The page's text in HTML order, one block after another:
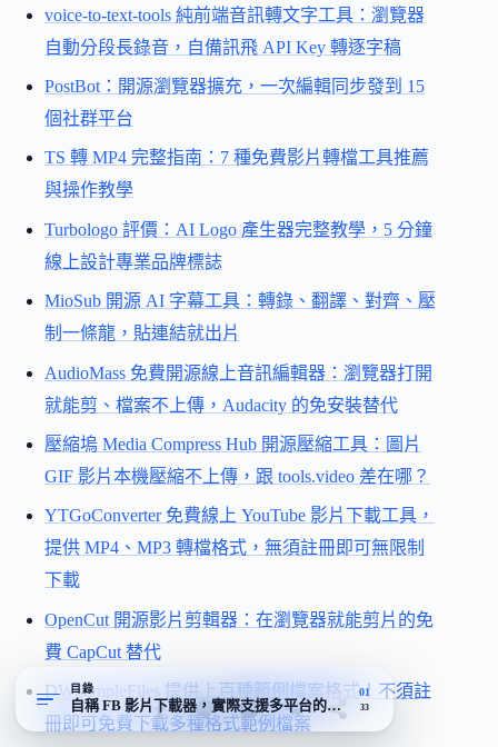
voice-to-text-tools 純前端音訊轉文字工具：瀏覽器
自動分段長錄音，自備訊飛 API Key 轉逐字稿
PostBot：開源瀏覽器擴充，一次編輯同步發到 15
個社群平台
TS 轉 MP4 完整指南：7 種免費影片轉檔工具推薦
與操作教學
Turbologo 評價：AI Logo 產生器完整教學，5 分鐘
線上設計專業品牌標誌
MioSub 開源 AI 字幕工具：轉錄、翻譯、對齊、壓
制一條龍，貼連結就出片
AudioMass 免費開源線上音訊編輯器：瀏覽器打開
就能剪、檔案不上傳，Audacity 的免安裝替代
壓縮塢 Media Compress Hub 開源壓縮工具：圖片
GIF 影片本機壓縮不上傳，跟 tools.video 差在哪？
YTGoConverter 免費線上 YouTube 影片下載工具，
提供 MP4、MP3 轉檔格式，無須註冊即可無限制
下載
OpenCut 開源影片剪輯器：在瀏覽器就能剪片的免
費 CapCut 替代
DWSampleFiles 提供上百種範例檔案格式！不須註
冊即可免費下載多種格式範例檔案
目錄
自稱 FB 影片下載器，實際支援多平台的免費轉檔站
01
33